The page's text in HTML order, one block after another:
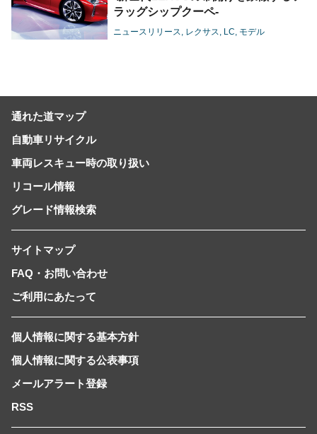
ラッグシップクーペ-
ニュースリリース レクサス LC モデル
通れた道マップ
自動車リサイクル
車両レスキュー時の取り扱い
リコール情報
グレード情報検索
サイトマップ
FAQ・お問い合わせ
ご利用にあたって
個人情報に関する基本方針
個人情報に関する公表事項
メールアラート登録
RSS